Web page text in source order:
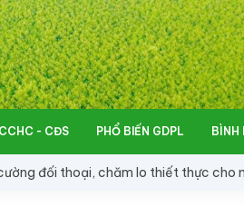
CCHC - CĐS PHỔ BIẾN GDPL BÌNH
chăm lo thiết thực cho người lao